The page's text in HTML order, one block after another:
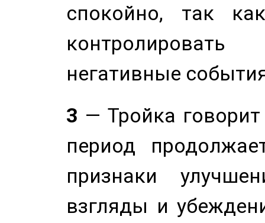
спокойно, так
негативные
3 — Тройка
период
признаки
взгляды и